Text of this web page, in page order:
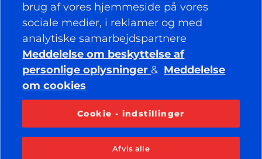
POLITIK
VIRKSOMHED
BEVAR FORBINDELSEN
Facebook
YouTube
LinkedIn
brug af vores hjemmeside på vores
sociale medier, i reklamer og med
analytiske samarbejdspartnere
Meddelelse om beskyttelse af
personlige oplysninger & Meddelelse
om cookies
Cookie - indstillinger
Afvis alle